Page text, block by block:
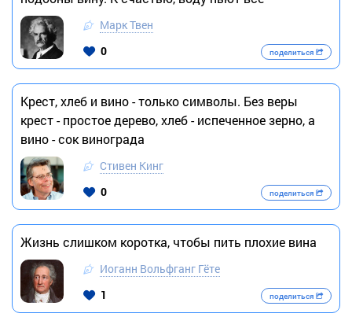
Марк Твен
0
поделиться
Крест, хлеб и вино - только символы. Без веры
крест - простое дерево, хлеб - испеченное зерно, а
вино - сок винограда
Стивен Кинг
0
поделиться
Жизнь слишком коротка, чтобы пить плохие вина
Иоганн Вольфганг Гёте
1
поделиться